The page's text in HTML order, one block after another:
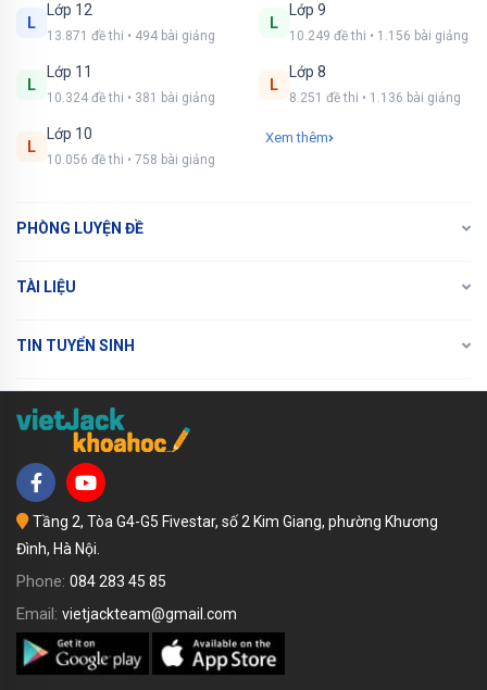
L
Lớp 12
13.871 đề thi • 494 bài giảng
L
Lớp 11
10.324 đề thi • 381 bài giảng
L
Lớp 10
10.056 đề thi • 758 bài giảng
L
Lớp 9
10.249 đề thi • 1.156 bài giảng
L
Lớp 8
8.251 đề thi • 1.136 bài giảng
Xem thêm
PHÒNG LUYỆN ĐỀ
TÀI LIỆU
TIN TUYỂN SINH
Tầng 2, Tòa G4-G5 Fivestar, số 2 Kim Giang, phường Khương
Đình, Hà Nội.
Phone: 084 283 45 85
Email: vietjackteam@gmail.com